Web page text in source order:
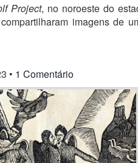
Project, no noroeste do
imagens de
• 1 Comentário